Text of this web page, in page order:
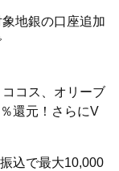
地銀の口座追加
コス、オリーブ
還元！さらにV
込で最大10,000